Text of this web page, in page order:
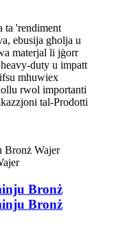
ta 'rendiment
ebusija għolja u
materjal li jġorr
duty u impatt
mhuwiex
rwol importanti
tal-Prodotti
Bronż
Bronż